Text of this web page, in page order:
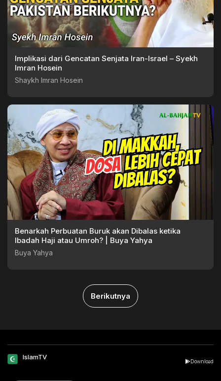
Implikasi dari Gencatan Senjata Iran-Israel – Syekh
Imran Hosein
Shaykh Imran Hosein
Benarkah Perbuatan Buruk akan Dibalas ketika
Ibadah Haji atau Umroh? | Buya Yahya
Buya Yahya
Berikutnya
IslamTV
Download